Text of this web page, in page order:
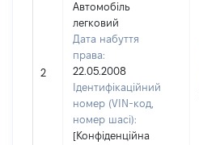
2
Автомобіль
легковий
Дата набуття
права:
22.05.2008
Ідентифікаційний
номер (VIN-код,
номер шасі):
[Конфіденційна